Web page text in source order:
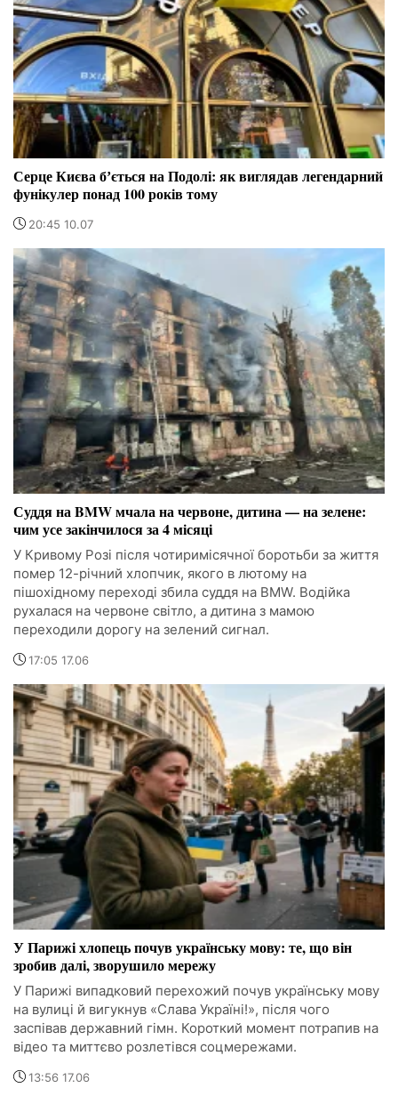
Серце Києва бʼється на Подолі: як виглядав легендарний
фунікулер понад 100 років тому
20:45 10.07
Суддя на BMW мчала на червоне, дитина — на зелене:
чим усе закінчилося за 4 місяці
У Кривому Розі після чотиримісячної боротьби за життя
помер 12-річний хлопчик, якого в лютому на
пішохідному переході збила суддя на BMW. Водійка
рухалася на червоне світло, а дитина з мамою
переходили дорогу на зелений сигнал.
17:05 17.06
У Парижі хлопець почув українську мову: те, що він
зробив далі, зворушило мережу
У Парижі випадковий перехожий почув українську мову
на вулиці й вигукнув «Слава Україні!», після чого
заспівав державний гімн. Короткий момент потрапив на
відео та миттєво розлетівся соцмережами.
13:56 17.06